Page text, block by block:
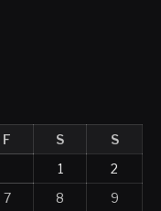
F S
S
1
2
7 8
9